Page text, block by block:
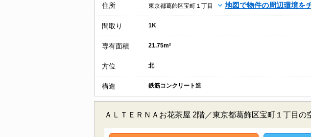
住所 東京都葛飾区宝町１丁目 地図で物件の周辺環境を
間取り 1K
専有面積 21.75m²
方位 北
構造 鉄筋コンクリート造
ＡＬＴＥＲＮＡお花茶屋 2階／東京都葛飾区宝町１丁目